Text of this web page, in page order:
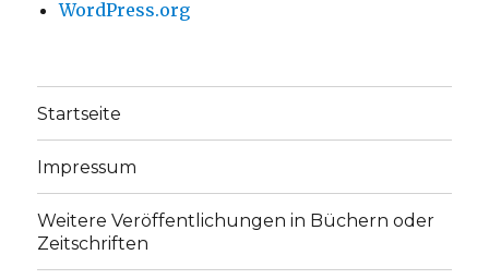
WordPress.org
Startseite
Impressum
Weitere Veröffentlichungen in Büchern oder
Zeitschriften